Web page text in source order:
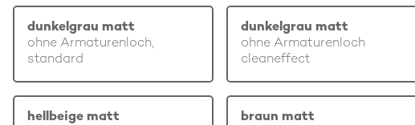
dunkelgrau matt
ohne Armaturenloch,
standard
dunkelgrau matt
ohne Armaturenloch
cleaneffect
hellbeige matt
braun matt